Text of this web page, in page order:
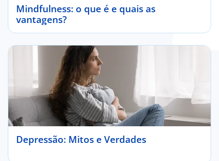
Mindfulness: o que é e quais as
vantagens?
Depressão: Mitos e Verdades